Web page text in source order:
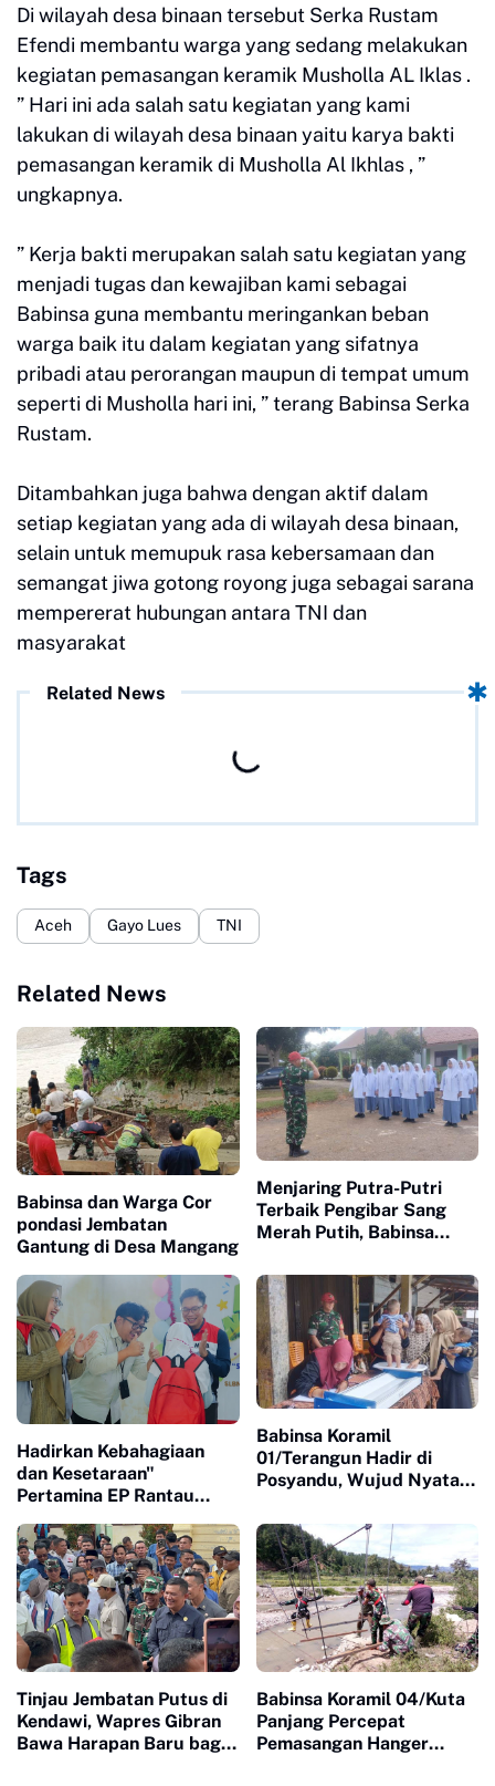
Di wilayah desa binaan tersebut Serka Rustam
Efendi membantu warga yang sedang melakukan
kegiatan pemasangan keramik Musholla AL Iklas .
” Hari ini ada salah satu kegiatan yang kami
lakukan di wilayah desa binaan yaitu karya bakti
pemasangan keramik di Musholla Al Ikhlas , ”
ungkapnya.
” Kerja bakti merupakan salah satu kegiatan yang
menjadi tugas dan kewajiban kami sebagai
Babinsa guna membantu meringankan beban
warga baik itu dalam kegiatan yang sifatnya
pribadi atau perorangan maupun di tempat umum
seperti di Musholla hari ini, ” terang Babinsa Serka
Rustam.
Ditambahkan juga bahwa dengan aktif dalam
setiap kegiatan yang ada di wilayah desa binaan,
selain untuk memupuk rasa kebersamaan dan
semangat jiwa gotong royong juga sebagai sarana
mempererat hubungan antara TNI dan
masyarakat
Related News
Tags
Aceh Gayo Lues TNI
Related News
Babinsa dan Warga Cor
pondasi Jembatan
Gantung di Desa Mangang
Menjaring Putra-Putri
Terbaik Pengibar Sang
Merah Putih, Babinsa
Dampingi Seleksi Calon
Paskibraka
Hadirkan Kebahagiaan
dan Kesetaraan"
Pertamina EP Rantau
Bersama 120 Anak
Berkebutuhan Khusus
Babinsa Koramil
01/Terangun Hadir di
Posyandu, Wujud Nyata
Kesehatan Masyarakat
Tinjau Jembatan Putus di
Kendawi, Wapres Gibran
Bawa Harapan Baru bagi
Babinsa Koramil 04/Kuta
Panjang Percepat
Pemasangan Hanger